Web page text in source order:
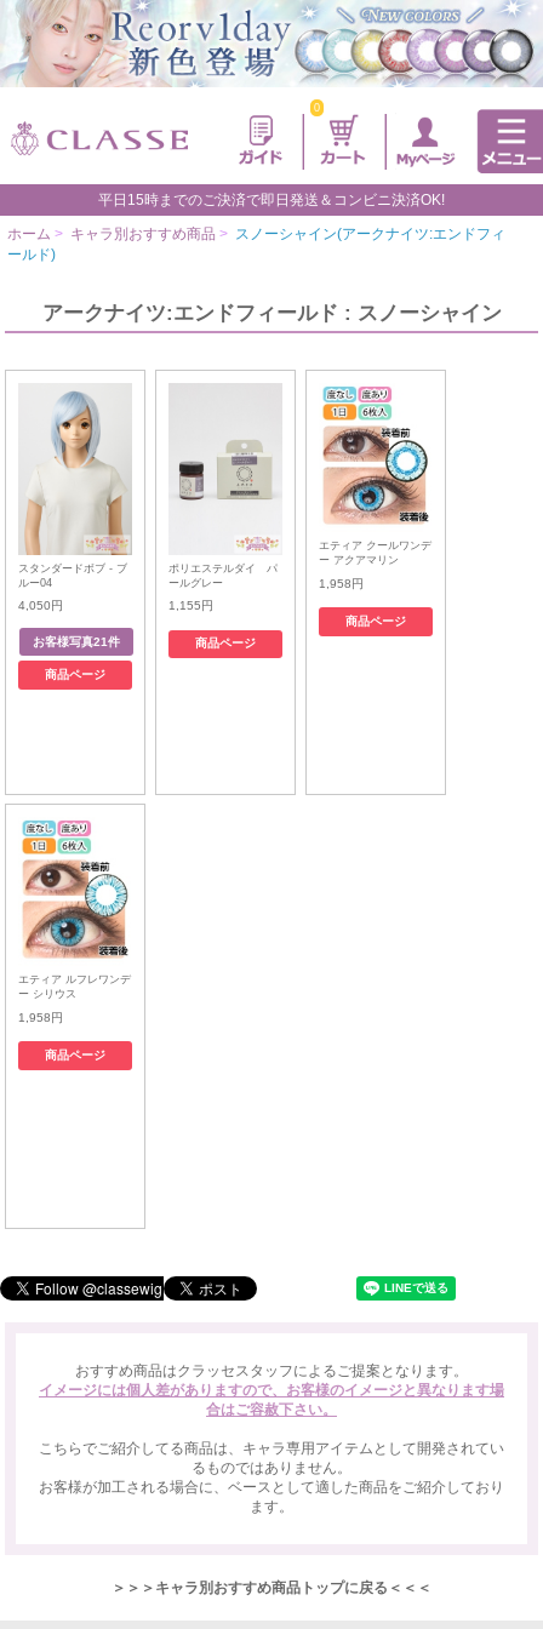
0
平日15時までのご決済で即日発送＆コンビニ決済OK!
ホーム > キャラ別おすすめ商品 > スノーシャイン(アークナイツ:エンドフィ
ールド)
アークナイツ:エンドフィールド : スノーシャイン
スタンダードボブ - ブ
ルー04
4,050円
商品ページ
ポリエステルダイ パ
ールグレー
1,155円
商品ページ
エティア クールワンデ
ー アクアマリン
1,958円
商品ページ
エティア ルフレワンデ
ー シリウス
1,958円
商品ページ
おすすめ商品はクラッセスタッフによるご提案となります。
イメージには個人差がありますので、お客様のイメージと異なります場
合はご容赦下さい。
こちらでご紹介してる商品は、キャラ専用アイテムとして開発されてい
るものではありません。
お客様が加工される場合に、ベースとして適した商品をご紹介しており
ます。
＞＞＞キャラ別おすすめ商品トップに戻る＜＜＜